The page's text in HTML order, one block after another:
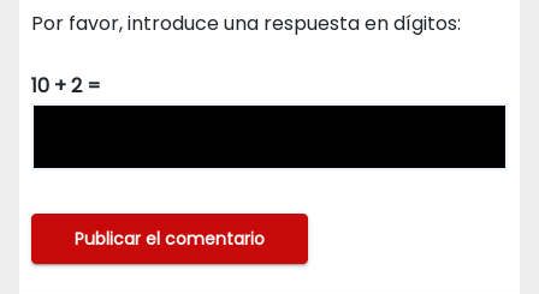
Por favor, introduce una respuesta en dígitos:
10 + 2 =